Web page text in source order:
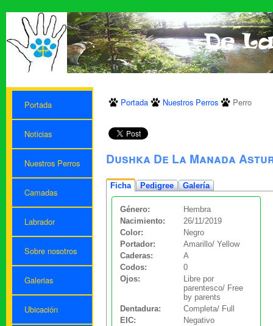
Portada
Noticias
Nuestros Perros
Camadas
Labrador
Sobre nosotros
Galerias
Ubicación
Portada Nuestros Perros Perro
Dushka De La Manada
Ficha Pedigree Galería
Género:
Hembra
Nacimiento:
26/11/2019
Color:
Negro
Portador:
Amarillo/ Yellow
Caderas:
A
Codos:
0
Ojos:
Libre por
parentesco/ Free
by parents
Dentadura:
Completa/ Full
EIC:
Negativo